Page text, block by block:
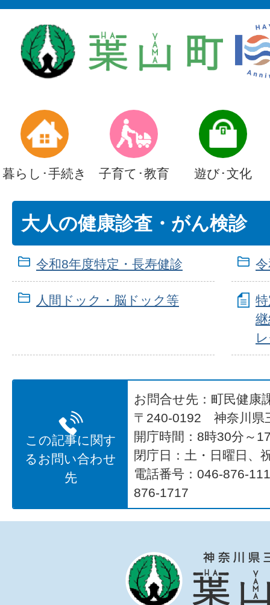
暮らし･手続き 子育て･教育 遊び･文化
大人の健康診査・がん検診
令和8年度特定・長寿健診
人間ドック・脳ドック等
この記事に関す
るお問い合わせ
先
お問合せ先：町民健康
〒240-0192 神奈川県
開庁時間：8時30分～
閉庁日：土・日曜日、
電話番号：046-876-
876-1717